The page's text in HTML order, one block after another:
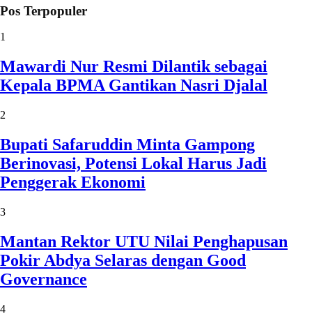
Pos Terpopuler
1
Mawardi Nur Resmi Dilantik sebagai
Kepala BPMA Gantikan Nasri Djalal
2
Bupati Safaruddin Minta Gampong
Berinovasi, Potensi Lokal Harus Jadi
Penggerak Ekonomi
3
Mantan Rektor UTU Nilai Penghapusan
Pokir Abdya Selaras dengan Good
Governance
4